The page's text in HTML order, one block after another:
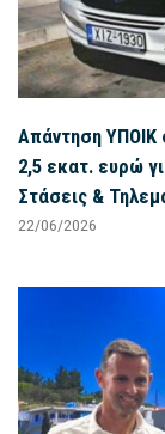
Απάντηση
2,5 εκατ. ευρώ
Στάσεις &
22/06/2026